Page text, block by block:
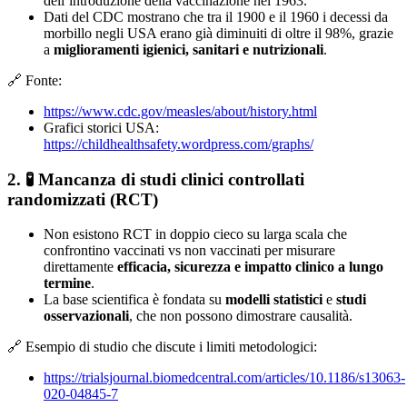
Dati del CDC mostrano che tra il 1900 e il 1960 i decessi da
morbillo negli USA erano già diminuiti di oltre il 98%, grazie
a miglioramenti igienici, sanitari e nutrizionali.
🔗 Fonte:
https://www.cdc.gov/measles/about/history.html
Grafici storici USA:
https://childhealthsafety.wordpress.com/graphs/
2. 🧪 Mancanza di studi clinici controllati
randomizzati (RCT)
Non esistono RCT in doppio cieco su larga scala che
confrontino vaccinati vs non vaccinati per misurare
direttamente efficacia, sicurezza e impatto clinico a lungo
termine.
La base scientifica è fondata su modelli statisticie studi
osservazionali, che non possono dimostrare causalità.
🔗 Esempio di studio che discute i limiti metodologici:
https://trialsjournal.biomedcentral.com/articles/10.1186/s13063-
020-04845-7